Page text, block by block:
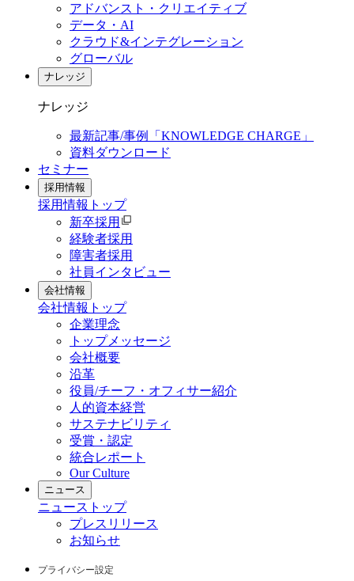
アドバンスト・クリエイティブ
データ・AI
クラウド&インテグレーション
グローバル
ナレッジ
ナレッジ
最新記事/事例「KNOWLEDGE CHARGE」
資料ダウンロード
セミナー
採用情報
採用情報 トップ
新卒採用
経験者採用
障害者採用
社員インタビュー
会社情報
会社情報 トップ
企業理念
トップメッセージ
会社概要
沿革
役員/チーフ・オフィサー紹介
人的資本経営
サステナビリティ
受賞・認定
統合レポート
Our Culture
ニュース
ニュース トップ
プレスリリース
お知らせ
プライバシー設定